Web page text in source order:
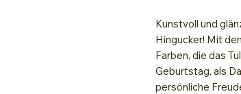
Kunstvoll und
Hingucker! Mit
Farben, die das
Geburtstag, als
persönliche